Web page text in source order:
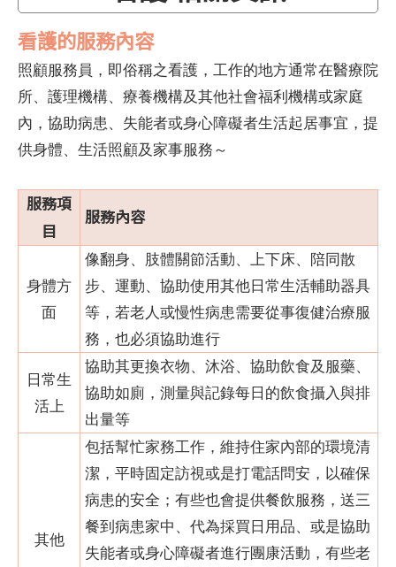
看護的服務內容
照顧服務員，即俗稱之看護，工作的地方通常在醫療院
所、護理機構、療養機構及其他社會福利機構或家庭
內，協助病患、失能者或身心障礙者生活起居事宜，提
供身體、生活照顧及家事服務～
服務項
目
服務內容
身體方
面
像翻身、肢體關節活動、上下床、陪同散
步、運動、協助使用其他日常生活輔助器具
等，若老人或慢性病患需要從事復健治療服
務，也必須協助進行
日常生
活上
協助其更換衣物、沐浴、協助飲食及服藥、
協助如廁，測量與記錄每日的飲食攝入與排
出量等
其他
包括幫忙家務工作，維持住家內部的環境清
潔，平時固定訪視或是打電話問安，以確保
病患的安全；有些也會提供餐飲服務，送三
餐到病患家中、代為採買日用品、或是協助
失能者或身心障礙者進行團康活動，有些老